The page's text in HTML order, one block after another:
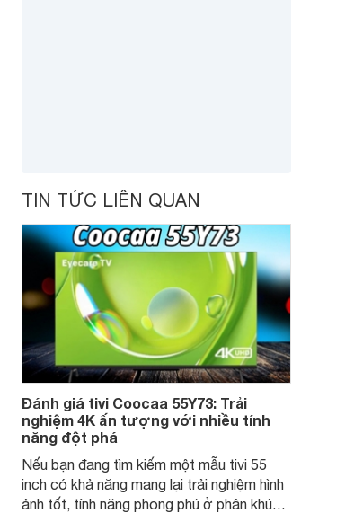
TIN TỨC LIÊN QUAN
Đánh giá tivi Coocaa 55Y73: Trải
nghiệm 4K ấn tượng với nhiều tính
năng đột phá
Nếu bạn đang tìm kiếm một mẫu tivi 55
inch có khả năng mang lại trải nghiệm hình
ảnh tốt, tính năng phong phú ở phân khúc